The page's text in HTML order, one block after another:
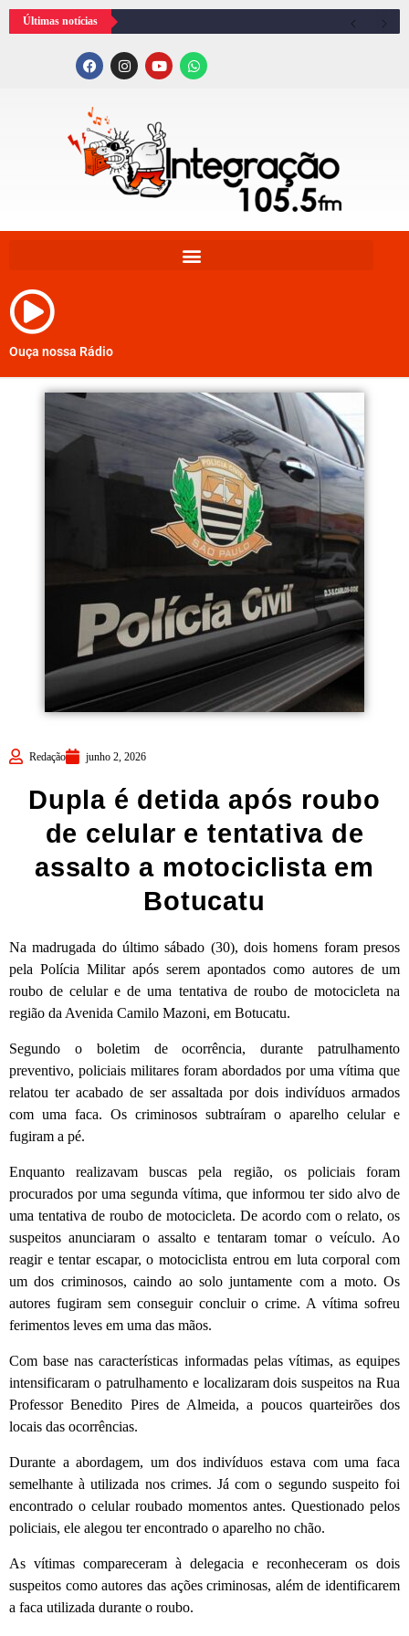
Últimas notícias
Ouça nossa Rádio
Redação junho 2, 2026
Dupla é detida após roubo
de celular e tentativa de
assalto a motociclista em
Botucatu
Na madrugada do último sábado (30), dois homens foram presos
pela Polícia Militar após serem apontados como autores de um
roubo de celular e de uma tentativa de roubo de motocicleta na
região da Avenida Camilo Mazoni, em Botucatu.
Segundo o boletim de ocorrência, durante patrulhamento
preventivo, policiais militares foram abordados por uma vítima que
relatou ter acabado de ser assaltada por dois indivíduos armados
com uma faca. Os criminosos subtraíram o aparelho celular e
fugiram a pé.
Enquanto realizavam buscas pela região, os policiais foram
procurados por uma segunda vítima, que informou ter sido alvo de
uma tentativa de roubo de motocicleta. De acordo com o relato, os
suspeitos anunciaram o assalto e tentaram tomar o veículo. Ao
reagir e tentar escapar, o motociclista entrou em luta corporal com
um dos criminosos, caindo ao solo juntamente com a moto. Os
autores fugiram sem conseguir concluir o crime. A vítima sofreu
ferimentos leves em uma das mãos.
Com base nas características informadas pelas vítimas, as equipes
intensificaram o patrulhamento e localizaram dois suspeitos na Rua
Professor Benedito Pires de Almeida, a poucos quarteirões dos
locais das ocorrências.
Durante a abordagem, um dos indivíduos estava com uma faca
semelhante à utilizada nos crimes. Já com o segundo suspeito foi
encontrado o celular roubado momentos antes. Questionado pelos
policiais, ele alegou ter encontrado o aparelho no chão.
As vítimas compareceram à delegacia e reconheceram os dois
suspeitos como autores das ações criminosas, além de identificarem
a faca utilizada durante o roubo.